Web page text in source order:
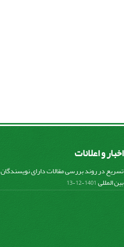
اخبار و اعلانات
تسریع در روند بررسی مقالات دارای نویسندگان
بین المللی 1401-12-13